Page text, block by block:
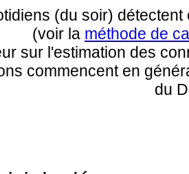
(du soir)
(voir la méthode de
sur l'estimation des
commencent en
du